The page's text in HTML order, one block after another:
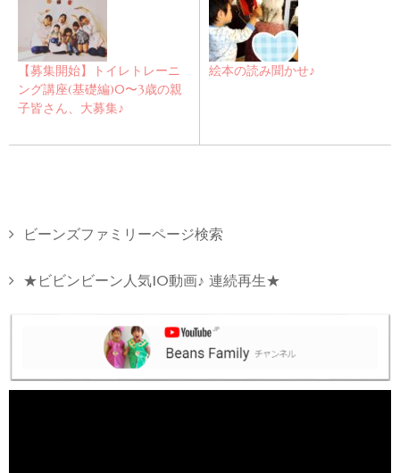
【募集開始】トイレトレーニ
ング講座(基礎編)0〜3歳の親
子皆さん、大募集♪
絵本の読み聞かせ♪
ビーンズファミリーページ検索
★ビビンビーン人気10動画♪ 連続再生★